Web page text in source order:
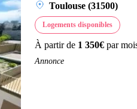
Toulouse (31500)
Logements disponibles
À partir de 1 350€ par
Annonce